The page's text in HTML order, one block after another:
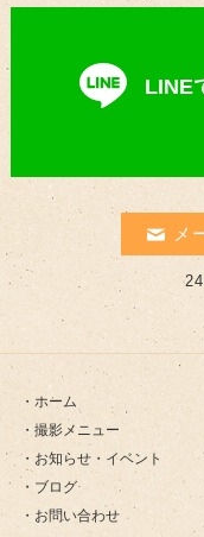
LINE
メ
ホーム
撮影メニュー
お知らせ・イベント
ブログ
お問い合わせ